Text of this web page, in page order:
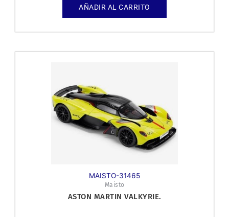
AÑADIR AL CARRITO
MAISTO-31465
Maisto
ASTON MARTIN VALKYRIE.